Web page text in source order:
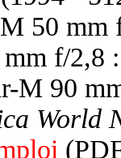
50
mm f/2,8
M 90
World